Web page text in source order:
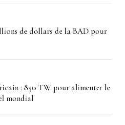
de dollars de la BAD pour
: 850 TW pour alimenter le
mondial